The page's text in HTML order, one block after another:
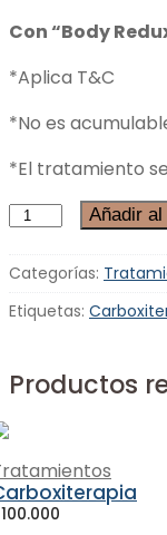
Con “Body
*Aplica T&C
*No es
*El tratamiento
Body
Mini
Añadir
Categorías:
Etiquetas:
Productos
100.000